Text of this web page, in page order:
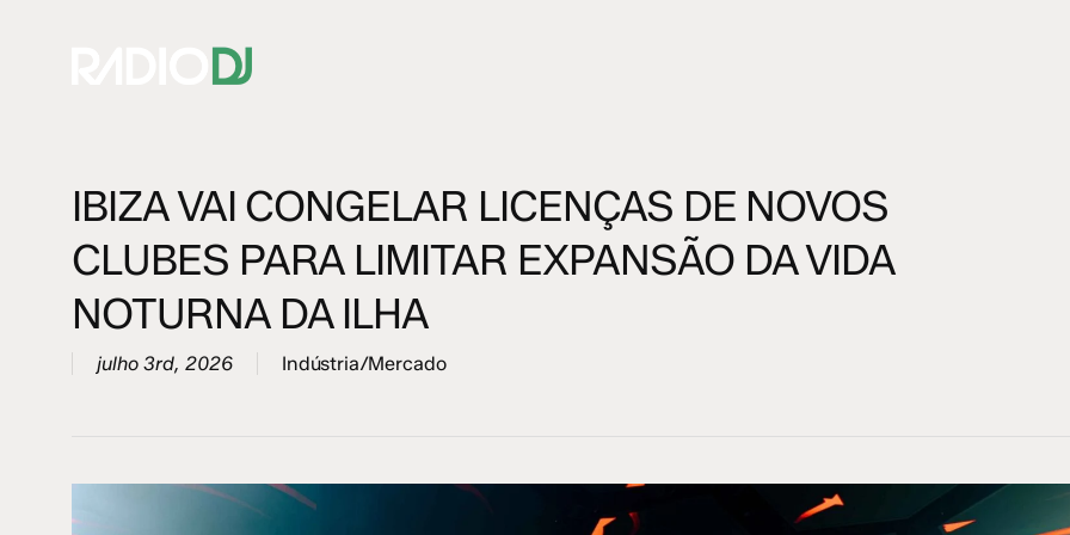
Hit enter to search or ESC to close
IBIZA VAI CONGELAR LICENÇAS DE NOVOS
CLUBES PARA LIMITAR EXPANSÃO DA VIDA
NOTURNA DA ILHA
julho 3rd, 2026 Indústria/Mercado